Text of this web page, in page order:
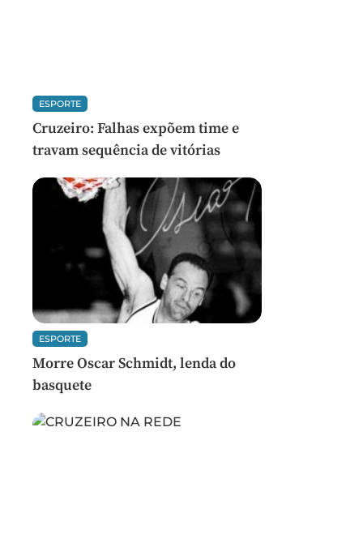
ESPORTE
Cruzeiro: Falhas expõem time e
travam sequência de vitórias
ESPORTE
Morre Oscar Schmidt, lenda do
basquete